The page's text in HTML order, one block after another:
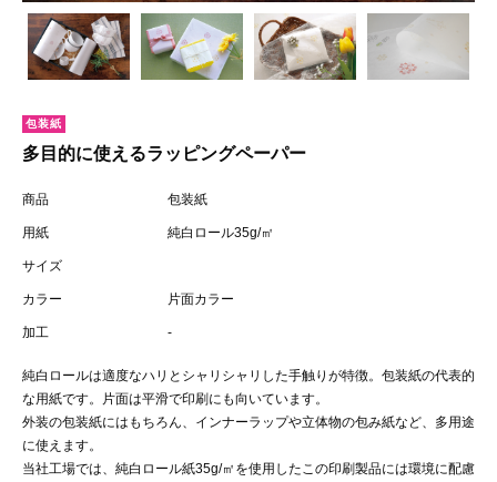
包装紙
多目的に使えるラッピングペーパー
商品 包装紙
用紙 純白ロール35g/㎡
サイズ
カラー 片面カラー
加工 -
純白ロールは適度なハリとシャリシャリした手触りが特徴。包装紙の代表的
な用紙です。片面は平滑で印刷にも向いています。
外装の包装紙にはもちろん、インナーラップや立体物の包み紙など、多用途
に使えます。
当社工場では、純白ロール紙35g/㎡を使用したこの印刷製品には環境に配慮